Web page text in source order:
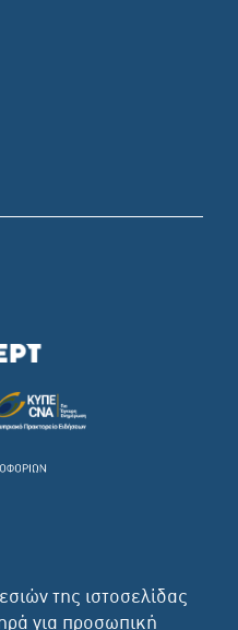
της ιστοσελίδας
για προσωπική